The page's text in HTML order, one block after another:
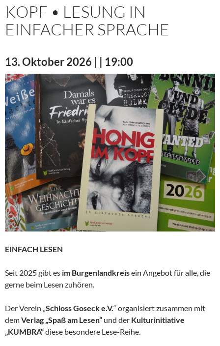
KOPF • LESUNG IN
EINFACHER SPRACHE
13. Oktober 2026 | | 19:00
EINFACH LESEN
Seit 2025 gibt es im Burgenlandkreisein Angebot für alle, die
gerne beim Lesen zuhören.
Der Verein „Schloss Goseck e.V.“ organisiert zusammen mit
demVerlag „Spaß am Lesen“ und der Kulturinitiative
„KUMBRA“diese besondere Lese-Reihe.